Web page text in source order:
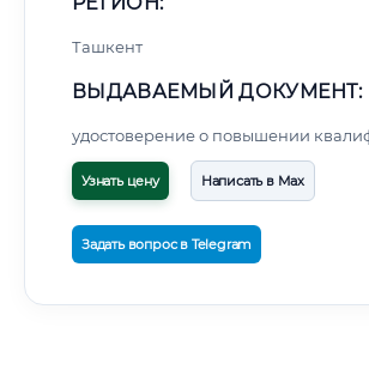
Ташкент
ВЫДАВАЕМЫЙ ДОКУМЕНТ:
удостоверение о повышении
Узнать цену Написать в Max
Задать вопрос в Telegram